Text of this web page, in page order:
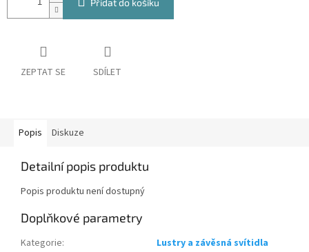
Přidat do košíku
ZEPTAT SE SDÍLET
Popis Diskuze
Detailní popis produktu
Popis produktu není dostupný
Doplňkové parametry
Kategorie:
Lustry a závěsná svítidla